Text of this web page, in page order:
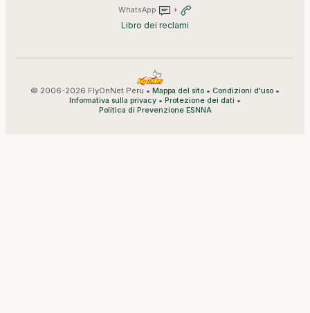
WhatsApp +
Libro dei reclami
© 2006-2026 FlyOnNet Peru • Mappa del sito • Condizioni d'uso •
Informativa sulla privacy • Protezione dei dati •
Politica di Prevenzione ESNNA